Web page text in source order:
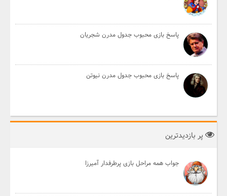
پاسخ بازی محبوب جدول مدرن شجریان
پاسخ بازی محبوب جدول مدرن نیوتن
پر بازدیدترین
جواب همه مراحل بازی پرطرفدار آمیرزا